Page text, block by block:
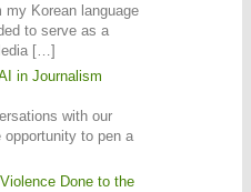
my Korean language
to serve as a
[…]
in Journalism
with our
to pen a
Done to the